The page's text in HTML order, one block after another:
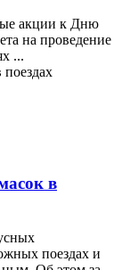
акции к Дню
на проведение
...
в
поездах и